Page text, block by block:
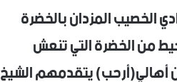
الخصيب المزدان بالخضرة
من الخضرة التي تنعش
أهالي(أرحب) يتقدمهم الشيخ